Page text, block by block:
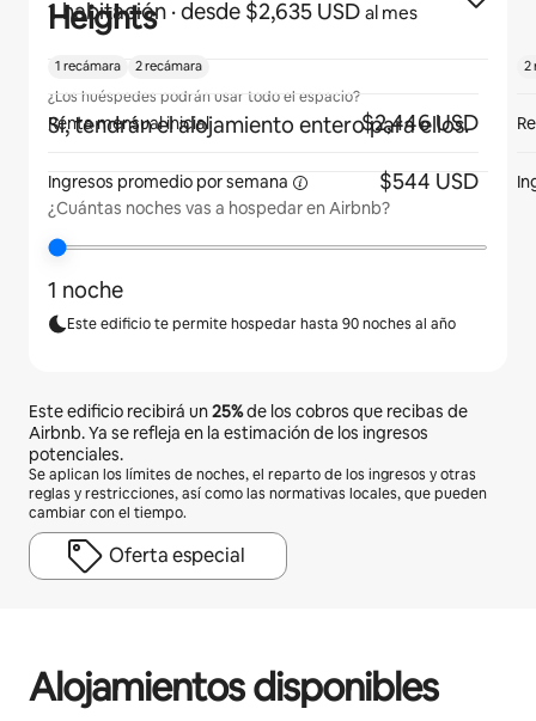
1 habitación · desde $2,635 USD al mes
¿Los huéspedes podrán usar todo el espacio?
Sí, tendrán el alojamiento entero para ellos.
¿Cuántas noches vas a hospedar en Airbnb?
1 noche
Este edificio te permite hospedar hasta 90 noches al año
Este edificio recibirá un25%de los cobros que recibas de
Airbnb. Ya se refleja en la estimación de los ingresos
potenciales.
Se aplican los límites de noches, el reparto de los ingresos y otras
reglas y restricciones, así como las normativas locales, que pueden
cambiar con el tiempo.
Oferta especial
Alojamientos disponibles
Heights
1 recámara 2 recámara
Renta mensual inicial $2,446 USD
Ingresos promedio porsemana $544 USD
2